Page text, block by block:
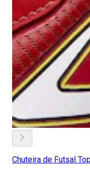
Chuteira de Futsal